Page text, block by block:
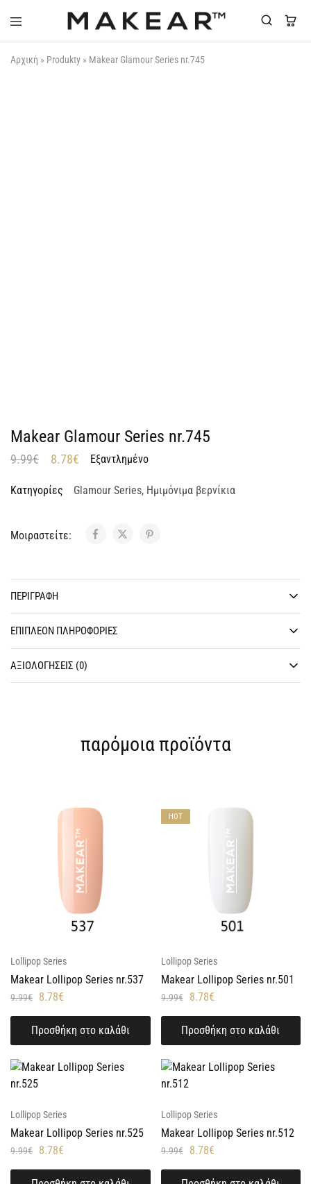
Makear-
Αρχική » Produkty » Makear Glamour Series nr.745
Makear Glamour Series nr.745
9.99€ 8.78€ Εξαντλημένο
Κατηγορίες Glamour Series, Ημιμόνιμα βερνίκια
Μοιραστείτε:
ΠΕΡΙΓΡΑΦΉ
ΕΠΙΠΛΈΟΝ ΠΛΗΡΟΦΟΡΊΕΣ
ΑΞΙΟΛΟΓΉΣΕΙΣ (0)
παρόμοια προϊόντα
Lollipop Series
Makear Lollipop Series nr.537
9.99€ 8.78€
Προσθήκη στο καλάθι
HOT
Lollipop Series
Makear Lollipop Series nr.501
9.99€ 8.78€
Προσθήκη στο καλάθι
Lollipop Series
Makear Lollipop Series nr.525
9.99€ 8.78€
Lollipop Series
Makear Lollipop Series nr.512
9.99€ 8.78€